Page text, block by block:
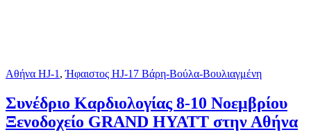
Αθήνα HJ-1 ,Ήφαιστος HJ-17 Βάρη-Βούλα-Βουλιαγμένη
Συνέδριο Καρδιολογίας 8-10 Νοεμβρίου
Ξενοδοχείο GRAND HYATT στην Αθήνα